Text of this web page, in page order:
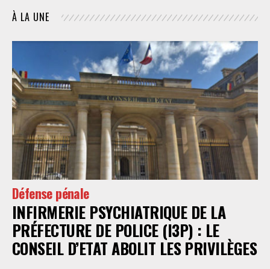
À LA UNE
Défense pénale
INFIRMERIE PSYCHIATRIQUE DE LA
PRÉFECTURE DE POLICE (I3P) : LE
CONSEIL D’ETAT ABOLIT LES PRIVILÈGES